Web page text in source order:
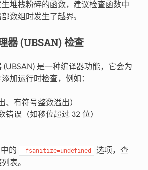
生堆栈粉碎的函数，建议检查函数中
数组时发生了越界。
器 (UBSAN) 检查
(UBSAN) 是一种编译器功能，它会为
加运行时检查，例如：
、有符号整数溢出）
错误（如移位超过 32 位）
中的 -fsanitize=undefined
选项，查
表。